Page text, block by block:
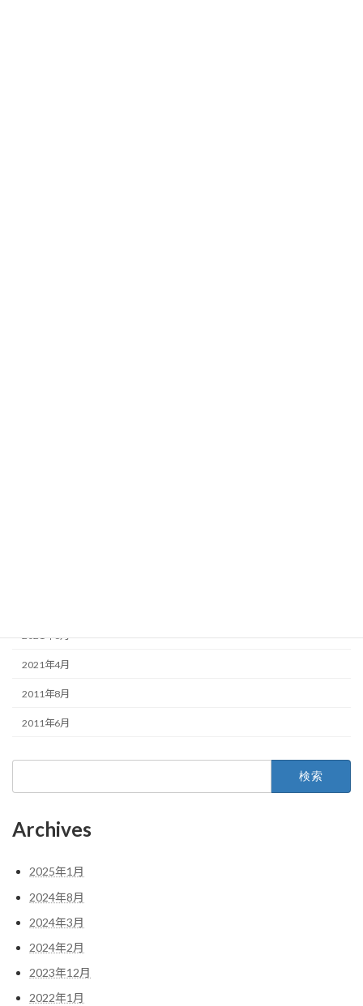
2021年6月
2021年4月
2011年8月
2011年6月
Archives
2025年1月
2024年8月
2024年3月
2024年2月
2023年12月
2022年1月